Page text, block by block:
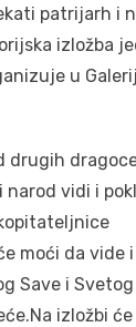
patrijarh i
izložba
u
drugih
vidi i
moći da vide
Save i
izložbi